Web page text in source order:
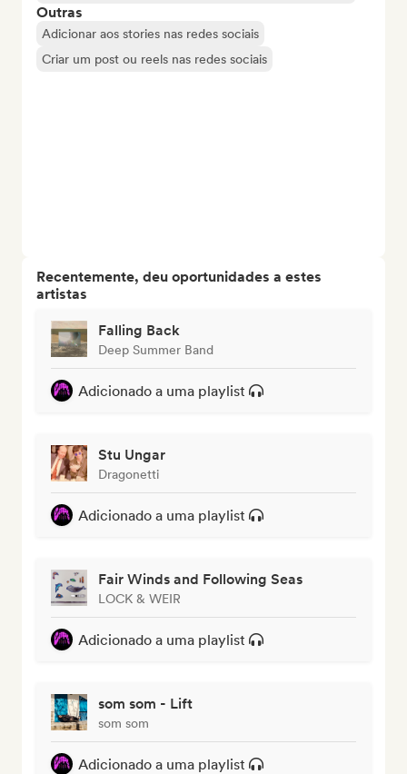
Outras
Adicionar aos stories nas redes sociais
Criar um post ou reels nas redes sociais
Recentemente, deu oportunidades a estes
artistas
Falling Back
Deep Summer Band
Adicionado a uma playlist
Stu Ungar
Dragonetti
Adicionado a uma playlist
Fair Winds and Following Seas
LOCK & WEIR
Adicionado a uma playlist
som som - Lift
som som
Adicionado a uma playlist